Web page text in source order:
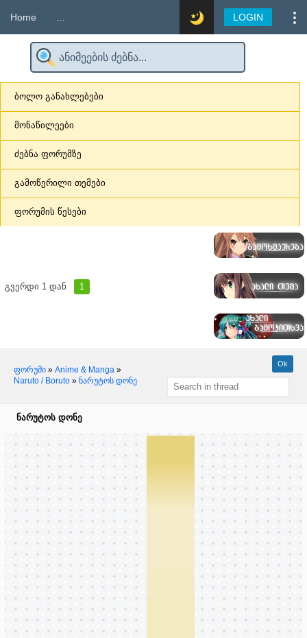
Home LOGIN
ბოლო განახლებები
მონაწილეები
ძებნა ფორუმზე
გამოწერილი თემები
ფორუმის წესები
გვერდი 1 დან 1
ფორუმი » Anime & Manga »
Naruto / Boruto » ნარუტოს დონე
ნარუტოს დონე